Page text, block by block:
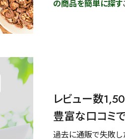
の商品を簡単に探す
レビュー数
豊富な口コミ
過去に通販で失敗し